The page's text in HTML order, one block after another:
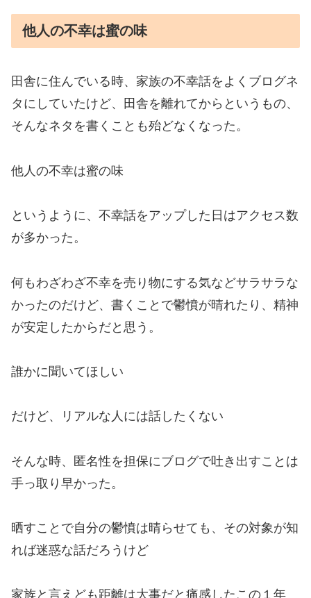
他人の不幸は蜜の味
田舎に住んでいる時、家族の不幸話をよくブログネ
タにしていたけど、田舎を離れてからというもの、
そんなネタを書くことも殆どなくなった。
他人の不幸は蜜の味
というように、不幸話をアップした日はアクセス数
が多かった。
何もわざわざ不幸を売り物にする気などサラサラな
かったのだけど、書くことで鬱憤が晴れたり、精神
が安定したからだと思う。
誰かに聞いてほしい
だけど、リアルな人には話したくない
そんな時、匿名性を担保にブログで吐き出すことは
手っ取り早かった。
晒すことで自分の鬱憤は晴らせても、その対象が知
れば迷惑な話だろうけど
家族と言えども距離は大事だと痛感したこの１年